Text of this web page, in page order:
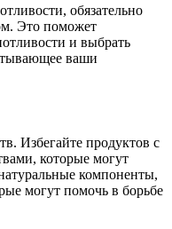
обязательно
Это поможет
и выбрать
ваши
Избегайте продуктов с
которые могут
компоненты,
могут помочь в борьбе